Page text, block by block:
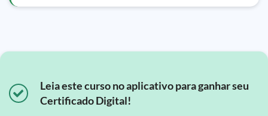
Leia este curso no aplicativo para ganhar seu
Certificado Digital!